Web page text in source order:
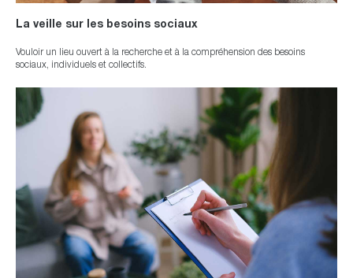
La veille sur les besoins sociaux
Vouloir un lieu ouvert à la recherche et à la compréhension des besoins
sociaux, individuels et collectifs.